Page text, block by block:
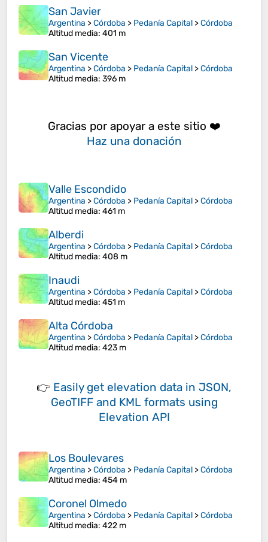
San Javier
Argentina >Córdoba > Pedanía Capital >Córdoba
Altitud media: 401 m
San Vicente
Argentina >Córdoba > Pedanía Capital >Córdoba
Altitud media: 396 m
Gracias por apoyar a este sitio ❤️
Haz una donación
Valle Escondido
Argentina >Córdoba > Pedanía Capital >Córdoba
Altitud media: 461 m
Alberdi
Argentina >Córdoba > Pedanía Capital >Córdoba
Altitud media: 408 m
Inaudi
Argentina >Córdoba > Pedanía Capital >Córdoba
Altitud media: 451 m
Alta Córdoba
Argentina >Córdoba > Pedanía Capital >Córdoba
Altitud media: 423 m
👉 Easily get elevation data in JSON,
GeoTIFF and KML formats using
Elevation API
Los Boulevares
Argentina >Córdoba > Pedanía Capital >Córdoba
Altitud media: 454 m
Coronel Olmedo
Argentina >Córdoba > Pedanía Capital >Córdoba
Altitud media: 422 m